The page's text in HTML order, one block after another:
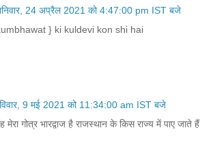
24 अप्रैल 2021 को 4:47:00 pm IST बजे
} ki kuldevi kon shi hai
9 मई 2021 को 11:34:00 am IST बजे
मेरा गोत्र भारद्वाज है राजस्थान के किस राज्य में पाए जाते हैं